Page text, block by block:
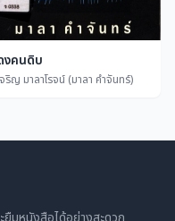
งคนดิบ
จริญ มาลาโรจน์ (มาลา คำจันทร์)
ยืมหนังสือได้อย่างสะดวก